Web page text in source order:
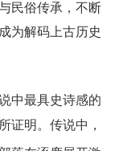
民俗传承，不断
为解码上古历史
中最具史诗感的
证明。传说中，